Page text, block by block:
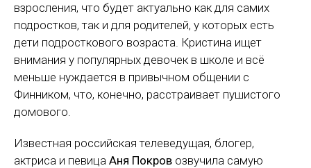
взросления, что будет актуально как для самих
подростков, так и для родителей, у которых есть
дети подросткового возраста. Кристина ищет
внимания у популярных девочек в школе и всё
меньше нуждается в привычном общении с
Финником, что, конечно, расстраивает пушистого
домового.
Известная российская телеведущая, блогер,
актриса и певица Аня Покров озвучила самую